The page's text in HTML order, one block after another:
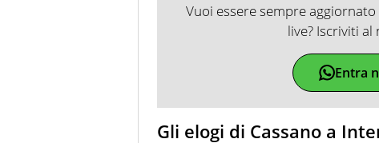
Vuoi essere sempre
live? Iscriviti
Entra
Gli elogi di Cassano a